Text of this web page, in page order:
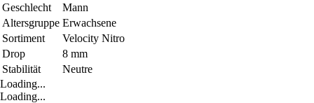
Geschlecht
Mann
Altersgruppe Erwachsene
Sortiment
Velocity Nitro
Drop
8 mm
Stabilität
Neutre
Loading...
Loading...